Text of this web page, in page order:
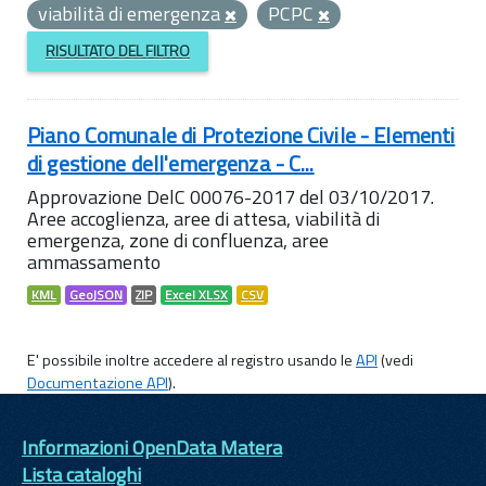
viabilità di emergenza
PCPC
RISULTATO DEL FILTRO
Piano Comunale di Protezione Civile - Elementi
di gestione dell'emergenza - C...
Approvazione DelC 00076-2017 del 03/10/2017.
Aree accoglienza, aree di attesa, viabilità di
emergenza, zone di confluenza, aree
ammassamento
KML GeoJSON ZIP Excel XLSX CSV
E' possibile inoltre accedere al registro usando leAPI(vedi
Documentazione API).
Informazioni OpenData Matera
Lista cataloghi